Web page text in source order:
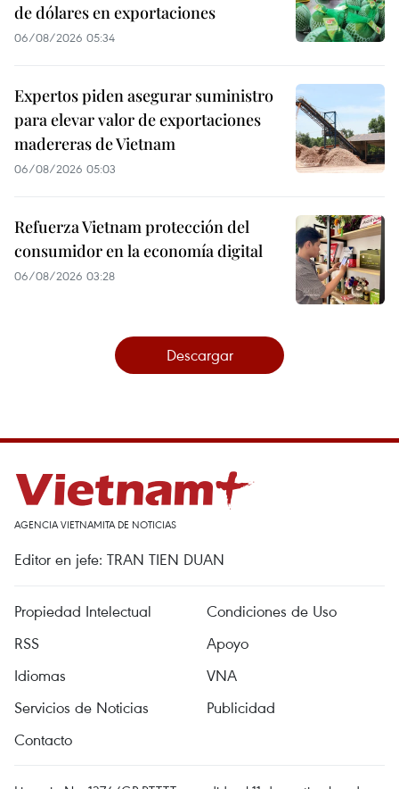
de dólares en exportaciones
06/08/2026 05:34
Expertos piden asegurar suministro
para elevar valor de exportaciones
madereras de Vietnam
06/08/2026 05:03
Refuerza Vietnam protección del
consumidor en la economía digital
06/08/2026 03:28
Descargar
AGENCIA VIETNAMITA DE NOTICIAS
Editor en jefe: TRAN TIEN DUAN
Propiedad Intelectual
Condiciones de Uso
RSS
Apoyo
Idiomas
VNA
Servicios de Noticias
Publicidad
Contacto